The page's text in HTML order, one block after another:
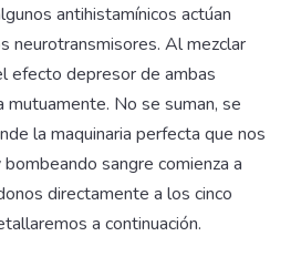
antihistamínicos actúan
neurotransmisores. Al mezclar
efecto depresor de ambas
mutuamente. No se suman, se
la maquinaria perfecta que nos
sangre comienza a
directamente a los cinco
a continuación.